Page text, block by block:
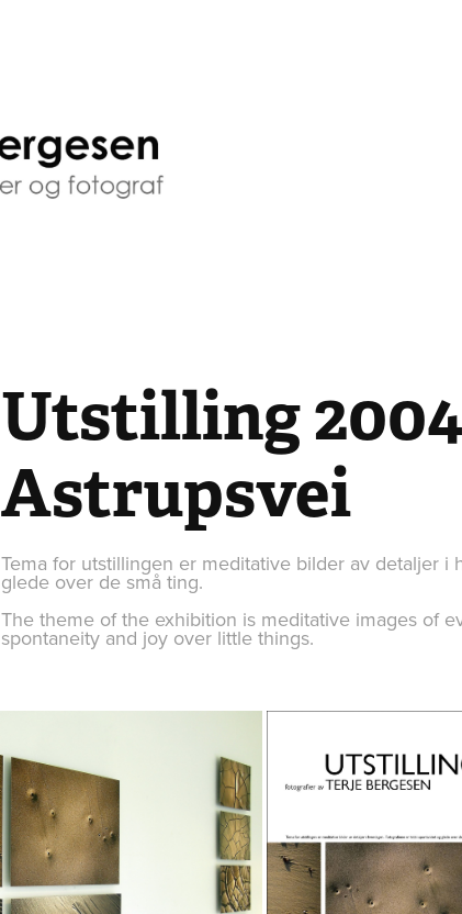
Utstilling
Astrupsvei
Tema for utstillingen er meditative bilder av detaljer
glede over de små ting.
The theme of the exhibition is meditative images of